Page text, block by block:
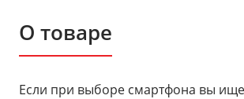
О товаре
Если при выборе смартфона вы